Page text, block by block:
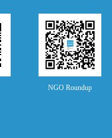
NGO Roundup